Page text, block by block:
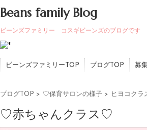
Beans family Blog
ビーンズファミリー コスギビーンズのブログです
ビーンズファミリーTOP ブログTOP 募
ブログTOP > ♡保育サロンの様子 > ヒヨコクラ
♡赤ちゃんクラス♡